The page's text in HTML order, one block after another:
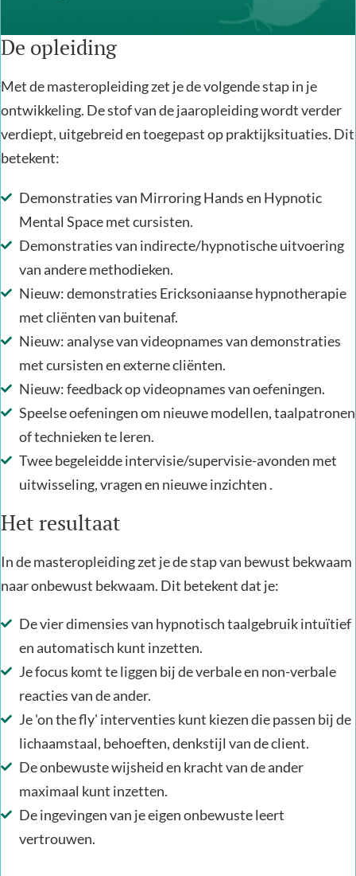
De opleiding
Met de masteropleiding zet je de volgende stap in je
ontwikkeling. De stof van de jaaropleiding wordt verder
verdiept, uitgebreid en toegepast op praktijksituaties. Dit
betekent:
Demonstraties van Mirroring Hands en Hypnotic
Mental Space met cursisten.
Demonstraties van indirecte/hypnotische uitvoering
van andere methodieken.
Nieuw: demonstraties Ericksoniaanse hypnotherapie
met cliënten van buitenaf.
Nieuw: analyse van videopnames van demonstraties
met cursisten en externe cliënten.
Nieuw: feedback op videopnames van oefeningen.
Speelse oefeningen om nieuwe modellen, taalpatronen
of technieken te leren.
Twee begeleidde intervisie/supervisie-avonden met
uitwisseling, vragen en nieuwe inzichten .​
Het resultaat
In de masteropleiding zet je de stap van bewust bekwaam
naar onbewust bekwaam. Dit betekent dat je:
De vier dimensies van hypnotisch taalgebruik intuïtief
en automatisch kunt inzetten.
Je focus komt te liggen bij de verbale en non-verbale
reacties van de ander.
Je 'on the fly' interventies kunt kiezen die passen bij de
lichaamstaal, behoeften, denkstijl van de client.
De onbewuste wijsheid en kracht van de ander
maximaal kunt inzetten.
De ingevingen van je eigen onbewuste leert
vertrouwen.